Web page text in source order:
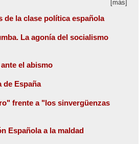
[más]
la clase política española
La agonía del socialismo
el abismo
de España
frente a "los sinvergüenzas
Española a la maldad